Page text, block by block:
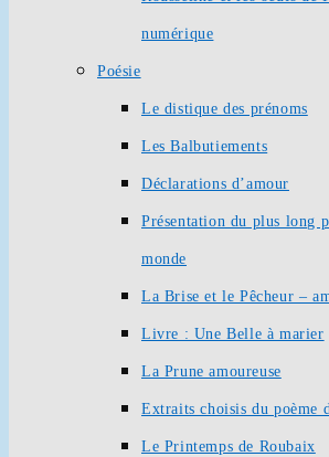
numérique
Poésie
Le distique des prénoms
Les Balbutiements
Déclarations d’amour
Présentation du plus long
monde
La Brise et le Pêcheur –
Livre : Une Belle à marier
La Prune amoureuse
Extraits choisis du poème
Le Printemps de Roubaix